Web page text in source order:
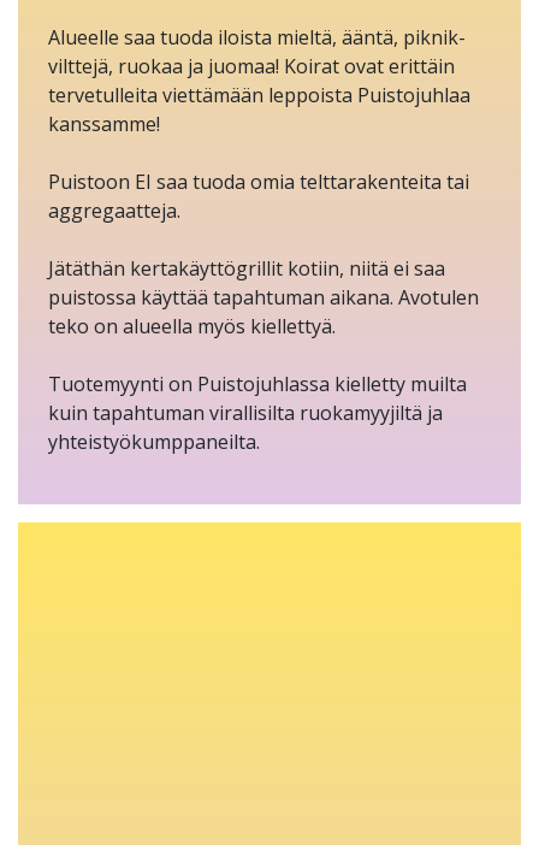
Alueelle saa tuoda iloista mieltä, ääntä, piknik-
vilttejä, ruokaa ja juomaa! Koirat ovat erittäin
tervetulleita viettämään leppoista Puistojuhlaa
kanssamme!
Puistoon EI saa tuoda omia telttarakenteita tai
aggregaatteja.
Jätäthän kertakäyttögrillit kotiin, niitä ei saa
puistossa käyttää tapahtuman aikana. Avotulen
teko on alueella myös kiellettyä.
Tuotemyynti on Puistojuhlassa kielletty muilta
kuin tapahtuman virallisilta ruokamyyjiltä ja
yhteistyökumppaneilta.